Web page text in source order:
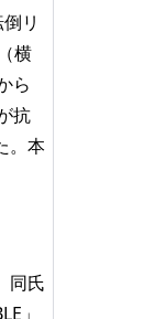
リ
横
ら
抗
。本
同氏
」